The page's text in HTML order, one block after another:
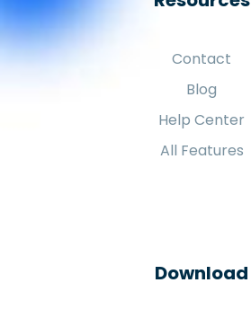
Contact
Blog
Help Center
All Features
Download